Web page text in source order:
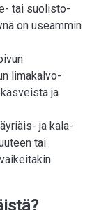
tai suolisto-
on useammin
limakalvo-
ja
ja kala-
tai